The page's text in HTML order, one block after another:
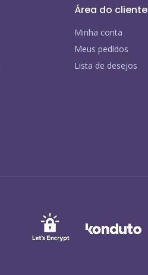
Área do cliente
Minha conta
Meus pedidos
Lista de desejos